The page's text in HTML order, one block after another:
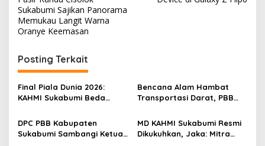
i
g
a
s
i
p
o
s
Sukabumi Sajikan Panorama
Memukau Langit Warna
Oranye Keemasan
Posting Terkait
Final Piala Dunia 2026:
KAHMI Sukabumi Beda
Argentina yang Angkat
Trofi?
Bencana Alam Hambat
Transportasi Darat, PBB
Segera Bentuk Posko Bulan
Bintang Tanggap Bencana.
DPC PBB Kabupaten
Sukabumi Sambangi Ketua
MD KAHMI Sukabumi Resmi
Dikukuhkan, Jaka: Mitra